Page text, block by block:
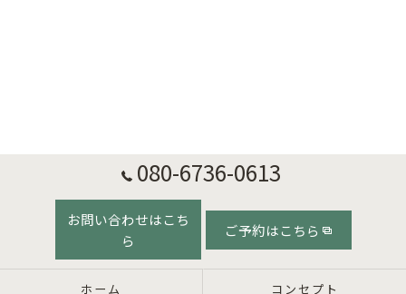
080-6736-0613
お問い合わせはこち
ら
ご予約はこちら
ホーム コンセプト